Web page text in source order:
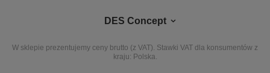
DES Concept
W sklepie prezentujemy ceny brutto (z VAT). Stawki VAT dla konsumentów z
kraju: Polska.